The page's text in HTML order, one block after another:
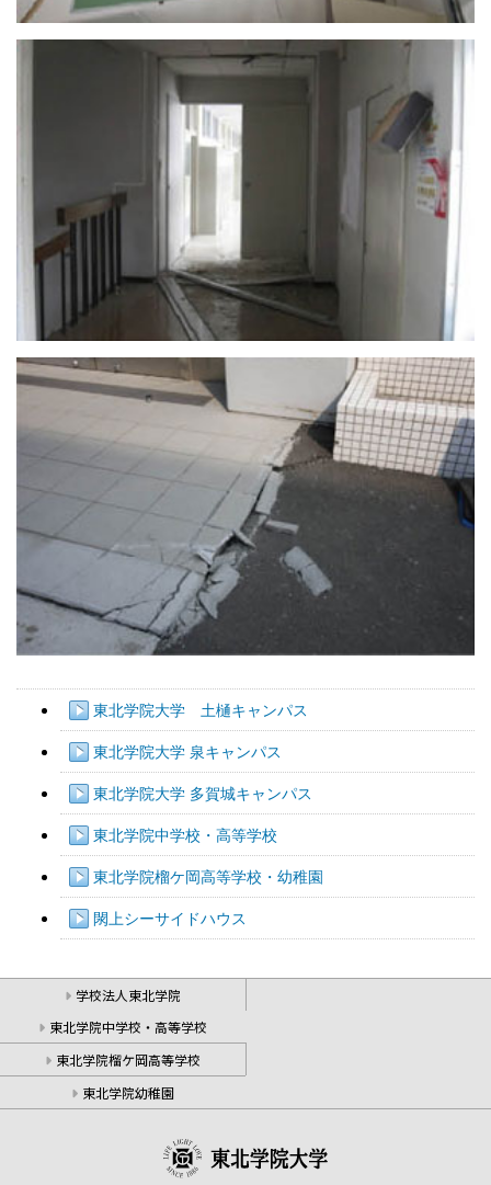
東北学院大学 土樋キャンパス
東北学院大学 泉キャンパス
東北学院大学 多賀城キャンパス
東北学院中学校・高等学校
東北学院榴ケ岡高等学校・幼稚園
閖上シーサイドハウス
学校法人東北学院
東北学院中学校・高等学校
東北学院榴ケ岡高等学校
東北学院幼稚園